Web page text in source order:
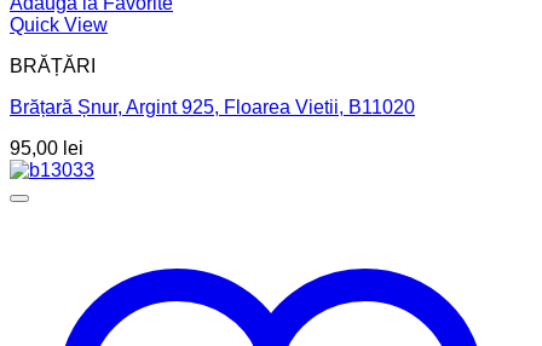
Quick View
BRĂȚĂRI
Brățară Șnur, Argint 925, Floarea Vietii, B11020
95,00 lei